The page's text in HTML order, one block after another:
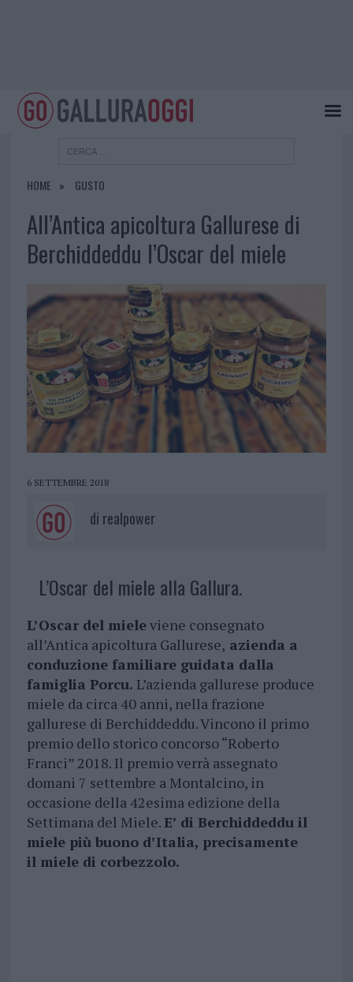
HOME GUSTO
All’Antica apicoltura Gallurese di
Berchiddeddu l’Oscar del miele
6 SETTEMBRE 2018
di realpower
L’Oscar del miele alla Gallura.
L’Oscar del mieleviene consegnato
all’Antica apicoltura Gallurese, azienda a
conduzione familiare guidata dalla
famiglia Porcu. L’azienda gallurese produce
miele da circa 40 anni, nella frazione
gallurese di Berchiddeddu. Vincono il primo
premio dello storico concorso “Roberto
Franci” 2018. Il premio verrà assegnato
domani 7 settembre a Montalcino, in
occasione della 42esima edizione della
Settimana del Miele.E’ di Berchiddeddu il
miele più buono d’Italia, precisamente
il miele di corbezzolo.